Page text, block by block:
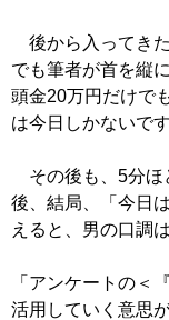
後から入ってき
でも筆者が首を縦
頭金20万円だけで
は今日しかないで
その後も、5分ほ
後、結局、「今日
えると、男の口調
「アンケートの＜
活用していく意思